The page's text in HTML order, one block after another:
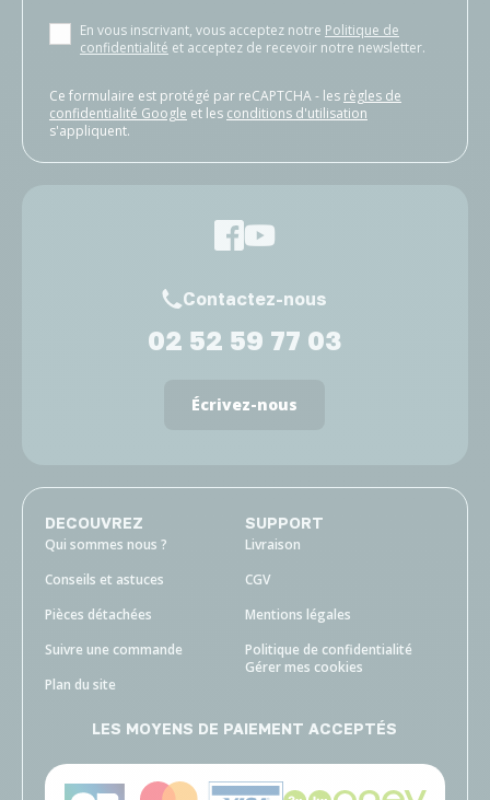
En vous inscrivant, vous acceptez notre Politique de
confidentialité et acceptez de recevoir notre newsletter.
Ce formulaire est protégé par reCAPTCHA - les règles de
confidentialité Google et les conditions d'utilisation
s'appliquent.
Contactez-nous
02 52 59 77 03
Écrivez-nous
DECOUVREZ
Qui sommes nous ?
Conseils et astuces
Pièces détachées
Suivre une commande
Plan du site
SUPPORT
Livraison
CGV
Mentions légales
Politique de confidentialité
Gérer mes cookies
LES MOYENS DE PAIEMENT ACCEPTÉS